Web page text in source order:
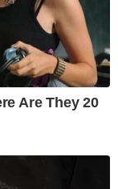
Are They 20